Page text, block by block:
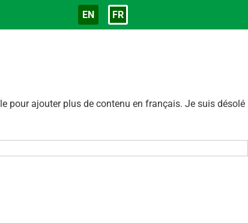
Langue
EN FR
pour ajouter plus de contenu en français. Je suis désolé